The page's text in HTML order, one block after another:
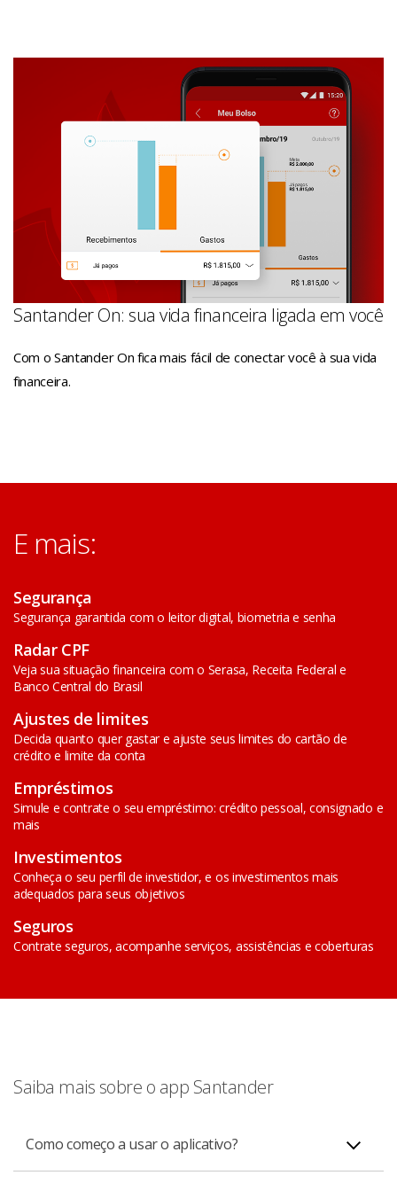
Santander On: sua vida financeira ligada em você
Com o Santander On fica mais fácil de conectar você à sua vida
financeira.
E mais:
Segurança
Segurança garantida com o leitor digital, biometria e senha
Radar CPF
Veja sua situação financeira com o Serasa, Receita Federal e
Banco Central do Brasil
Ajustes de limites
Decida quanto quer gastar e ajuste seus limites do cartão de
crédito e limite da conta
Empréstimos
Simule e contrate o seu empréstimo: crédito pessoal, consignado e
mais
Investimentos
Conheça o seu perfil de investidor, e os investimentos mais
adequados para seus objetivos
Seguros
Contrate seguros, acompanhe serviços, assistências e coberturas
Saiba mais sobre o app Santander
Como começo a usar o aplicativo?